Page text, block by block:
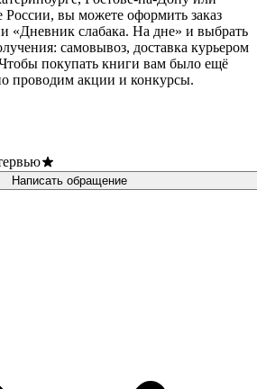
вы можете оформить заказ
слабака. На дне» и выбрать
самовывоз, доставка курьером
покупать книги вам было ещё
проводим акции и конкурсы.
Написать обращение